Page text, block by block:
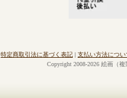
特定商取引法に基づく表記 | 支払い方法につい
Copyright 2008-2026 絵画（